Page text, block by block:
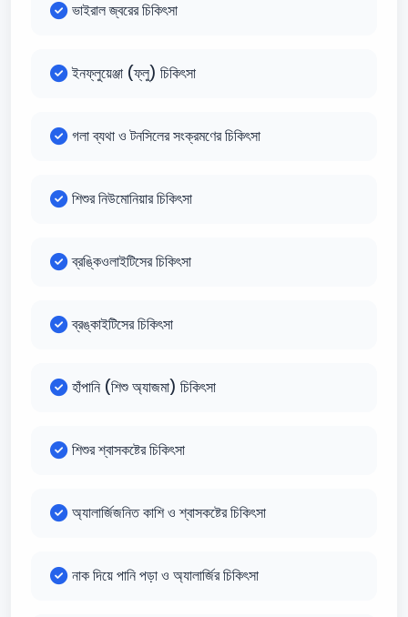
ভাইরাল জ্বরের চিকিৎসা
ইনফ্লুয়েঞ্জা (ফ্লু) চিকিৎসা
গলা ব্যথা ও টনসিলের সংক্রমণের চিকিৎসা
শিশুর নিউমোনিয়ার চিকিৎসা
ব্রঙ্কিওলাইটিসের চিকিৎসা
ব্রঙ্কাইটিসের চিকিৎসা
হাঁপানি (শিশু অ্যাজমা) চিকিৎসা
শিশুর শ্বাসকষ্টের চিকিৎসা
অ্যালার্জিজনিত কাশি ও শ্বাসকষ্টের চিকিৎসা
নাক দিয়ে পানি পড়া ও অ্যালার্জির চিকিৎসা